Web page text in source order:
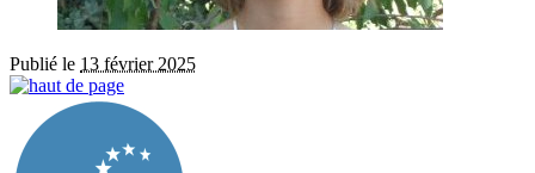
Publié le 13 février 2025